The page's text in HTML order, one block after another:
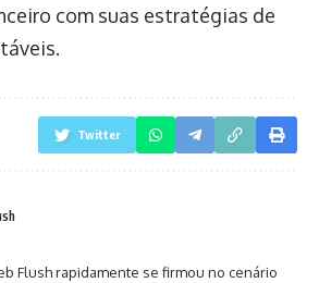
com suas estratégias de
Twitter
Flush rapidamente se firmou no cenário